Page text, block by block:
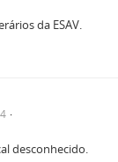
da ESAV.
desconhecido.